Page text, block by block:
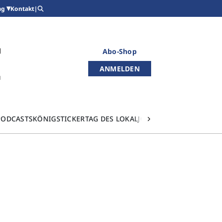
Kontakt|
Abo-Shop
ANMELDEN
KÖNIGSTICKERTAG DES LOKALJOURNALISMUS